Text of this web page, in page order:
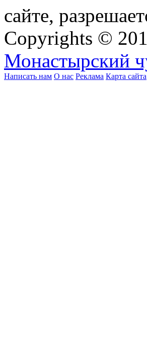
сайте,
Copyrights ©
Монастырский
Написать нам О нас Реклама Карта сайта